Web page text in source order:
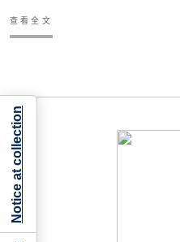
查看全文
Notice at collection